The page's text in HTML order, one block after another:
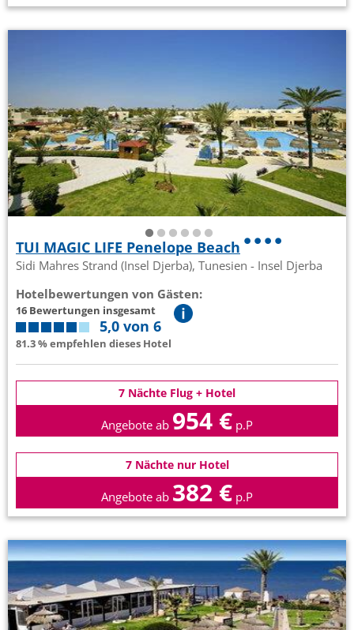
TUI MAGIC LIFE Penelope Beach
Sidi Mahres Strand (Insel Djerba), Tunesien - Insel Djerba
Hotelbewertungen von Gästen:
16 Bewertungen insgesamt
5,0 von 6
81.3 % empfehlen dieses Hotel
7 Nächte Flug + Hotel
Angebote ab 954 € p.P
7 Nächte nur Hotel
Angebote ab 382 € p.P